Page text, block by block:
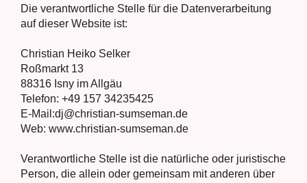
Die ver­ant­wort­li­che Stel­le für die Daten­ver­ar­bei­tung
auf die­ser Web­site ist:
Chris­ti­an Hei­ko Sel­ker
Roß­markt 13
88316 Isny im All­gäu
Tele­fon: ‭+49 157 34235425‬
E‑Mail:dj@christian-sumseman.de
Web: www.christian-sumseman.de
Ver­ant­wort­li­che Stel­le ist die natür­li­che oder juris­ti­sche
Per­son, die allein oder gemein­sam mit ande­ren über